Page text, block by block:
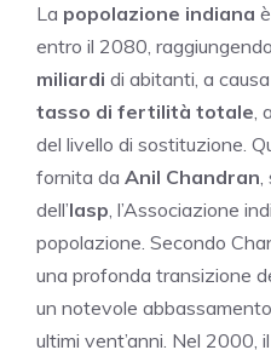
La popolazione indiana
entro il 2080,
miliardi di abitanti, a
tasso di fertilità totale,
del livello di sostituzione.
fornita da Anil Chandran,
dell’Iasp, l’Associazione
popolazione. Secondo
una profonda transizione
un notevole
ultimi vent’anni. Nel